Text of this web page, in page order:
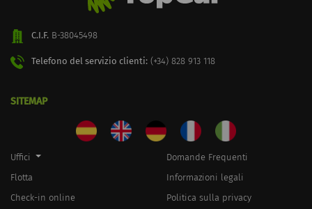
C.I.F. B-38045498
Telefono del servizio clienti: (+34) 828 913 118
SITEMAP
Uffici
Flotta
Check-in online
Domande Frequenti
Informazioni legali
Politica sulla privacy